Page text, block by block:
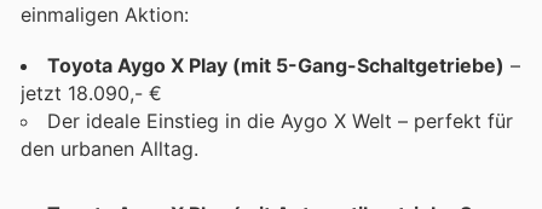
einmaligen Aktion:
Toyota Aygo X Play (mit 5-Gang-Schaltgetriebe) –
jetzt 18.090,- €
Der ideale Einstieg in die Aygo X Welt – perfekt für
den urbanen Alltag.